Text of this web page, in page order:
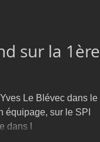
sur la 1ère
Le Blévec dans le
équipage, sur le SPI
dans l